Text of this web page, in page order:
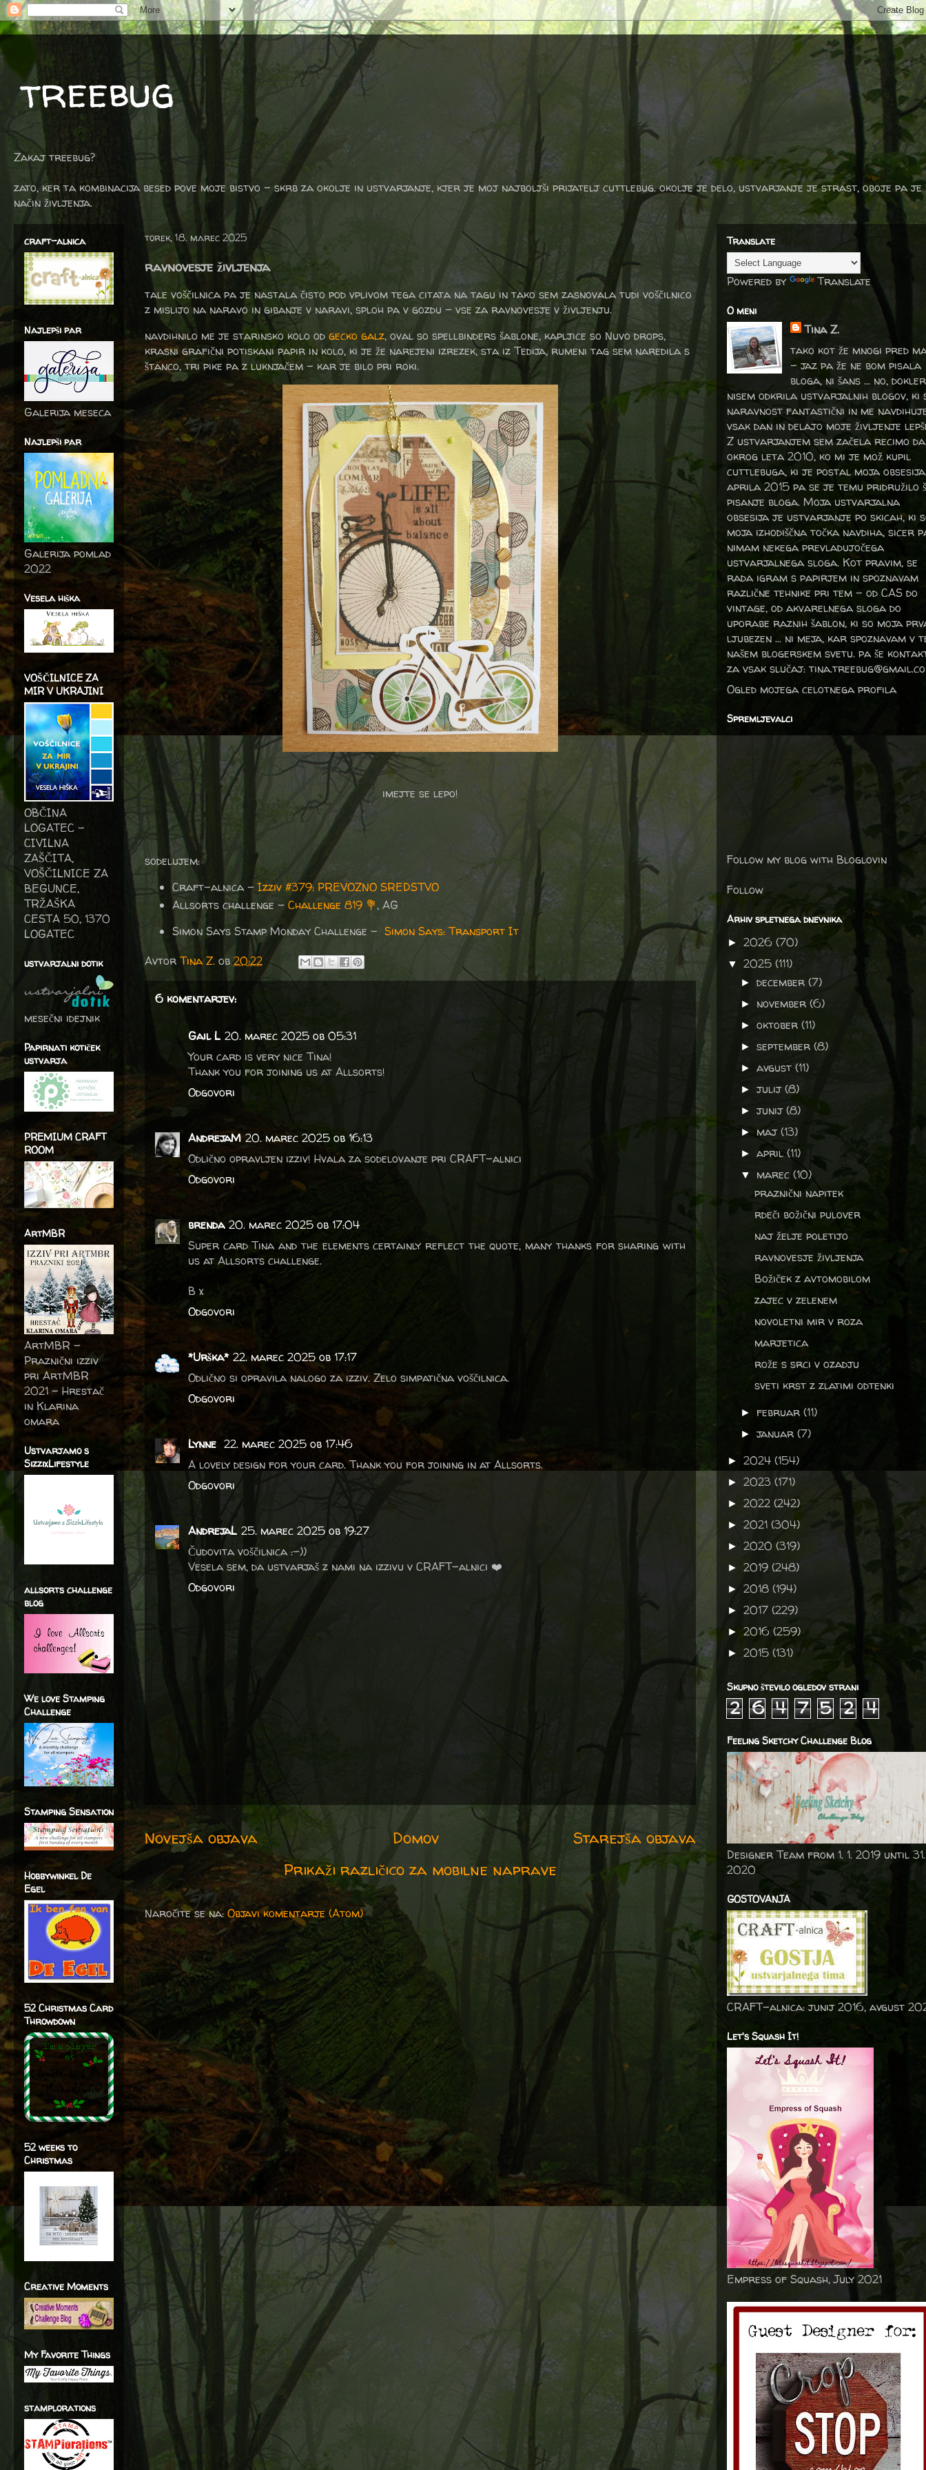
treebug
Zakaj treebug?
zato, ker ta kombinacija besed pove moje bistvo - skrb za okolje in ustvarjanje, kjer je moj najboljši prijatelj cuttlebug. okolje je delo, ustvarjanje je strast, oboje pa je
način življenja.
torek, 18. marec 2025
ravnovesje življenja
tale voščilnica pa je nastala čisto pod vplivom tega citata na tagu in tako sem zasnovala tudi voščilnico
z mislijo na naravo in gibanje v naravi, sploh pa v gozdu - vse za ravnovesje v življenju.
navdihnilo me je starinsko kolo od gecko galz, oval so spellbinders šablone, kapljice so Nuvo drops,
krasni grafični potiskani papir in kolo, ki je že narejeni izrezek, sta iz Tedija, rumeni tag sem naredila s
štanco, tri pike pa z luknjačem - kar je bilo pri roki.
imejte se lepo!
sodelujem:
Craft-alnica - Izziv #379: PREVOZNO SREDSTVO
Allsorts challenge – Challenge 819 💐, AG
Simon Says Stamp Monday Challenge - Simon Says: Transport It
AvtorTina Z. ob20:22
6 komentarjev:
Gail L 20. marec 2025 ob 05:31
Your card is very nice Tina!
Thank you for joining us at Allsorts!
Odgovori
AndrejaM 20. marec 2025 ob 16:13
Odlično opravljen izziv! Hvala za sodelovanje pri CRAFT-alnici
Odgovori
brenda 20. marec 2025 ob 17:04
Super card Tina and the elements certainly reflect the quote, many thanks for sharing with
us at Allsorts challenge.
B x
Odgovori
*Urška* 22. marec 2025 ob 17:17
Odlično si opravila nalogo za izziv. Zelo simpatična voščilnica.
Odgovori
Lynne 22. marec 2025 ob 17:46
A lovely design for your card. Thank you for joining in at Allsorts.
Odgovori
AndrejaL 25. marec 2025 ob 19:27
Čudovita voščilnica :-))
Vesela sem, da ustvarjaš z nami na izzivu v CRAFT-alnici ❤️
Odgovori
Novejša objava Starejša objava
Domov
Prikaži različico za mobilne naprave
Naročite se na: Objavi komentarje (Atom)
craft-alnica
Najlepši par
Galerija meseca
Najlepši par
Galerija pomlad
2022
Vesela hiška
VOŠČILNICE ZA
MIR V UKRAJINI
OBČINA
LOGATEC -
CIVILNA
ZAŠČITA,
VOŠČILNICE ZA
BEGUNCE,
TRŽAŠKA
CESTA 50, 1370
LOGATEC
ustvarjalni dotik
mesečni idejnik
Papirnati kotiček
ustvarja
PREMIUM CRAFT
ROOM
ArtMBR
ArtMBR -
Praznični izziv
pri ArtMBR
2021 – Hrestač
in Klarina
omara
Ustvarjamo s
SizzixLifestyle
allsorts challenge
blog
We love Stamping
Challenge
Stamping Sensation
Hobbywinkel De
Egel
52 Christmas Card
Throwdown
52 weeks to
Christmas
Creative Moments
My Favorite Things
stamplorations
Translate
Powered by Translate
O meni
Tina Z.
tako kot že mnogi pred
- jaz pa že ne bom pisala
bloga, ni šans ... no, dokler
nisem odkrila ustvarjalnih blogov, ki
naravnost fantastični in me
vsak dan in delajo moje življenje
Z ustvarjanjem sem začela recimo da
okrog leta 2010, ko mi je mož kupil
cuttlebuga, ki je postal moja
aprila 2015 pa se je temu pridružilo
pisanje bloga. Moja ustvarjalna
obsesija je ustvarjanje po skicah, ki
moja izhodiščna točka navdiha, sicer
nimam nekega prevladujočega
ustvarjalnega sloga. Kot pravim, se
rada igram s papirjem in spoznavam
različne tehnike pri tem – od CAS do
vintage, od akvarelnega sloga do
uporabe raznih šablon, ki so moja
ljubezen … ni meja, kar spoznavam v
našem blogerskem svetu. pa še
za vsak slučaj:
Ogled mojega celotnega profila
Spremljevalci
Follow my blog with Bloglovin
Follow
Arhiv spletnega dnevnika
► 2026 (70)
▼ 2025 (111)
►december(7)
► november(6)
►oktober(11)
►september(8)
►avgust(11)
►julij(8)
►junij(8)
► maj(13)
►april(11)
▼ marec(10)
praznični napitek
rdeči božični pulover
naj želje poletijo
ravnovesje življenja
Božiček z avtomobilom
zajec v zelenem
novoletni mir v roza
marjetica
rože s srci v ozadju
sveti krst z zlatimi odtenki
►februar(11)
►januar(7)
► 2024 (154)
► 2023 (171)
► 2022 (242)
► 2021 (304)
► 2020 (319)
► 2019 (248)
► 2018 (194)
► 2017 (229)
► 2016 (259)
► 2015 (131)
Skupno število ogledov strani
2 6 4 7 5 2 4
Feeling Sketchy Challenge Blog
Designer Team from 1. 1. 2019 until
2020
GOSTOVANJA
CRAFT-alnica: junij 2016, avgust
Let's Squash It!
Empress of Squash, July 2021